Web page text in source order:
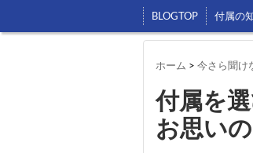
BLOGTOP 付属の
ホーム > 今さら聞け
付属を
お思い